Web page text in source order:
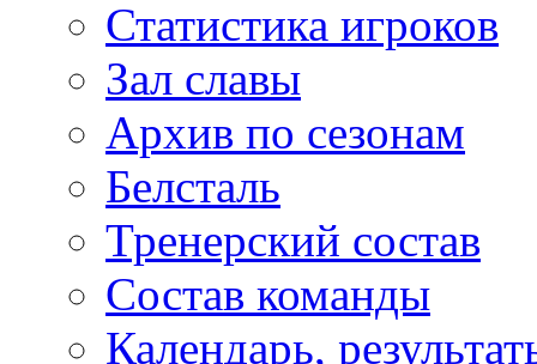
Статистика игроков
Зал славы
Архив по сезонам
Белсталь
Тренерский состав
Состав команды
Календарь,